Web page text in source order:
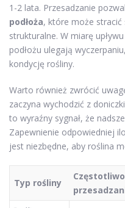
1-2 lata. Przesadzanie
podłoża, które może stracić
strukturalne. W miarę
podłożu ulegają
kondycję rośliny.
Warto również zwrócić
zaczyna wychodzić z
to wyraźny sygnał, że
Zapewnienie odpowiedniej
jest niezbędne, aby roślina
Typ rośliny